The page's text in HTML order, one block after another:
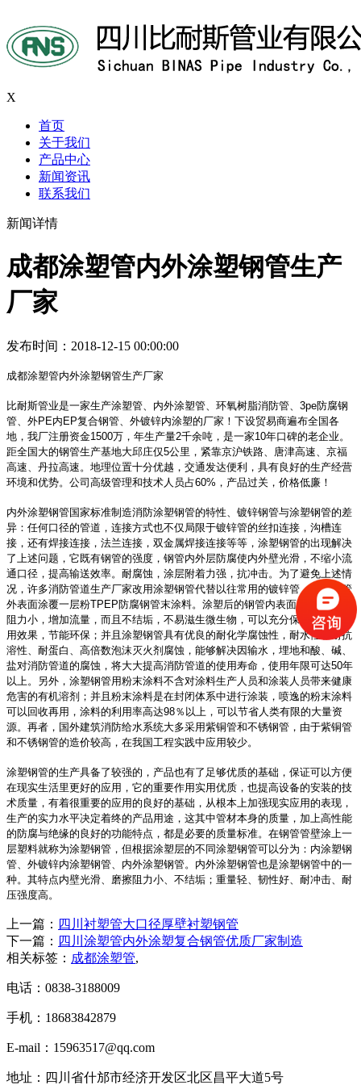
X
首页
关于我们
产品中心
新闻资讯
联系我们
新闻详情
成都涂塑管内外涂塑钢管生产
厂家
发布时间：2018-12-15 00:00:00
成都涂塑管内外涂塑钢管生产厂家
比耐斯管业是一家生产涂塑管、内外涂塑管、环氧树脂消防管、 3pe防腐钢
管、外PE内EP复合钢管、外镀锌内涂塑的厂家！下设贸易商遍布全国各
地，我厂注册资金1500万，年生产量2千余吨，是一家10年口碑的老企业。
距全国大的钢管生产基地大邱庄仅5公里，紧靠京沪铁路、唐津高速、京福
高速、丹拉高速。地理位置十分优越，交通发达便利，具有良好的生产经营
环境和优势。公司高级管理和技术人员占60%，产品过关，价格低廉！
内外涂塑钢管国家标准制造消防涂塑钢管的特性、镀锌钢管与涂塑钢管的差
异：任何口径的管道，连接方式也不仅局限于镀锌管的丝扣连接，沟槽连
接，还有焊接连接，法兰连接，双金属焊接连接等等，涂塑钢管的出现解决
了上述问题，它既有钢管的强度，钢管内外层防腐使内外壁光滑，不缩小流
通口径，提高输送效率。耐腐蚀，涂层附着力强，抗冲击。为了避免上述情
况，许多消防管道生产厂家改用涂塑钢管代替以往常用的镀锌管，如在钢管
外表面涂覆一层粉TPEP防腐钢管末涂料。涂塑后的钢管内表面光滑，流体
阻力小，增加流量，而且不结垢，不易滋生微生物，可以充分保证流量和使
用效果，节能环保；并且涂塑钢管具有优良的耐化学腐蚀性，耐水性和耐抗
溶性、耐蛋白、高倍数泡沫灭火剂腐蚀，能够解决因输水，埋地和酸、碱、
盐对消防管道的腐蚀，将大大提高消防管道的使用寿命，使用年限可达50年
以上。另外，涂塑钢管用粉末涂料不含对涂料生产人员和涂装人员带来健康
危害的有机溶剂；并且粉末涂料是在封闭体系中进行涂装，喷逸的粉末涂料
可以回收再用，涂料的利用率高达98％以上，可以节省人类有限的大量资
源。再者，国外建筑消防给水系统大多采用紫铜管和不锈钢管，由于紫铜管
和不锈钢管的造价较高，在我国工程实践中应用较少。
涂塑钢管的生产具备了较强的 ， 产品也有了足够优质的基础，保证可以方便
在现实生活里更好的应用，它的重要作用实用优质，也提高设备的安装的技
术质量，有着很重要的应用的良好的基础，从根本上加强现实应用的表现，
生产的实力水平决定着终的产品用途，这其中管材本身的质量，加上高性能
的防腐与绝缘的良好的功能特点，都是必要的质量标准。在钢管管壁涂上一
层塑料就称为涂塑钢管，但根据涂塑层的不同涂塑钢管可以分为：内涂塑钢
管、外镀锌内涂塑钢管、内外涂塑钢管。内外涂塑钢管也是涂塑钢管中的一
种。其特点内壁光滑、磨擦阻力小、不结垢；重量轻、韧性好、耐冲击、耐
压强度高。
上一篇： 四川衬塑管大口径厚壁衬塑钢管
下一篇： 四川涂塑管内外涂塑复合钢管优质厂家制造
相关标签： 成都涂塑管,
电话：0838-3188009
手机：18683842879
E-mail：15963517@qq.com
地址：四川省什邡市经济开发区北区昌平大道5号